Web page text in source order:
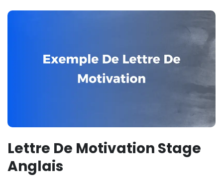
Lettre De Motivation Stage
Anglais